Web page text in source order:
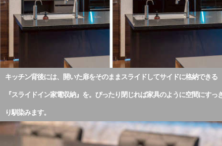
キッチン背後には、開いた扉をそのままスライドしてサイドに格納できる
『スライドイン家電収納』を。ぴったり閉じれば家具のように空間にすっ
り馴染みます。